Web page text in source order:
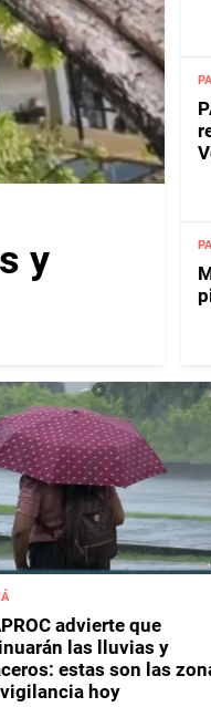
y
advierte que
las lluvias y
estas son las
hoy